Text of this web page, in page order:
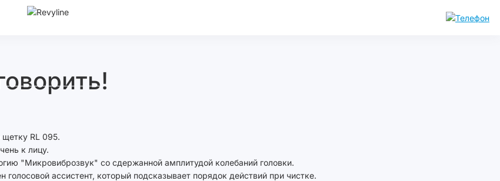
RL 095.
к лицу.
"Микровиброзвук" со сдержанной амплитудой колебаний головки.
голосовой ассистент, который подсказывает порядок действий при чистке.